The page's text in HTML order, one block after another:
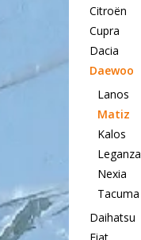
Citroën
Cupra
Dacia
Daewoo
Lanos
Matiz
Kalos
Leganza
Nexia
Tacuma
Daihatsu